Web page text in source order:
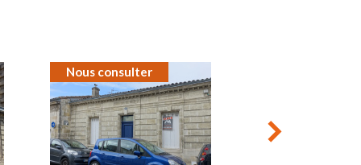
Nous consulter